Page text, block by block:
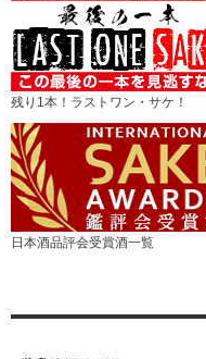
残り1本！ラストワン・サケ！
日本酒品評会受賞酒一覧